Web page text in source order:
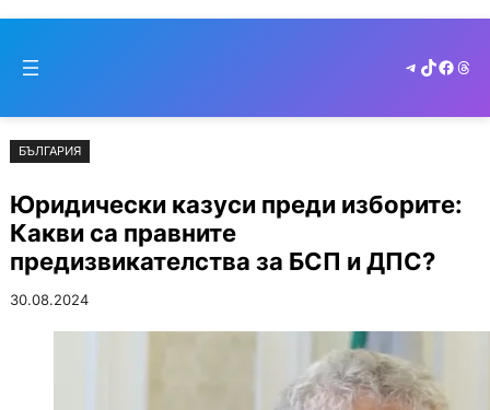
съдържанието
to
Telegram
TikTok
БЪЛГАРИЯ
Юридически казуси преди изборите:
Какви са правните
предизвикателства за БСП и ДПС?
30.08.2024